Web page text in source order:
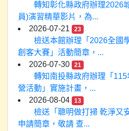
轉知彰化縣政府辦理2026
員)演習精華影片，為...
2026-07-21
23
檢送本館辦理「2026全國
創客大賽」活動簡章，...
2026-07-30
21
轉知南投縣政府辦理「
營活動」實施計畫，...
2026-08-04
13
檢送「聰明做打掃 乾淨又
申請簡章，敬請 查...